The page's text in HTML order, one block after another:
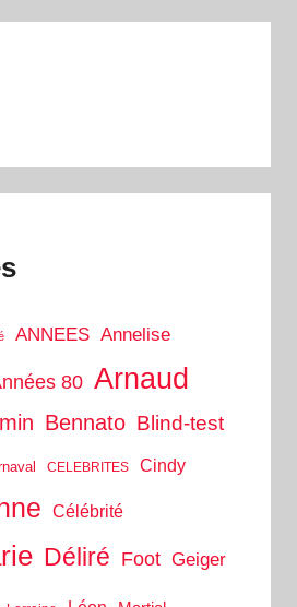
ANNEES Annelise
80 Arnaud
Bennato Blind-test
CELEBRITES Cindy
Célébrité
Déliré Foot Geiger